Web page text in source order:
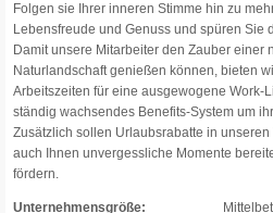
Folgen sie Ihrer inneren Stimme hin zu
Lebensfreude und Genuss und spüren Sie
Damit unsere Mitarbeiter den Zauber einer
Naturlandschaft genießen können, bieten
Arbeitszeiten für eine ausgewogene Work-
ständig wachsendes Benefits-System um
Zusätzlich sollen Urlaubsrabatte in
auch Ihnen unvergessliche Momente
fördern.
Unternehmensgröße: